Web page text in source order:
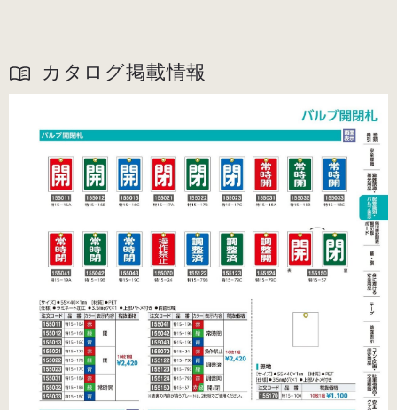
カタログ掲載情報